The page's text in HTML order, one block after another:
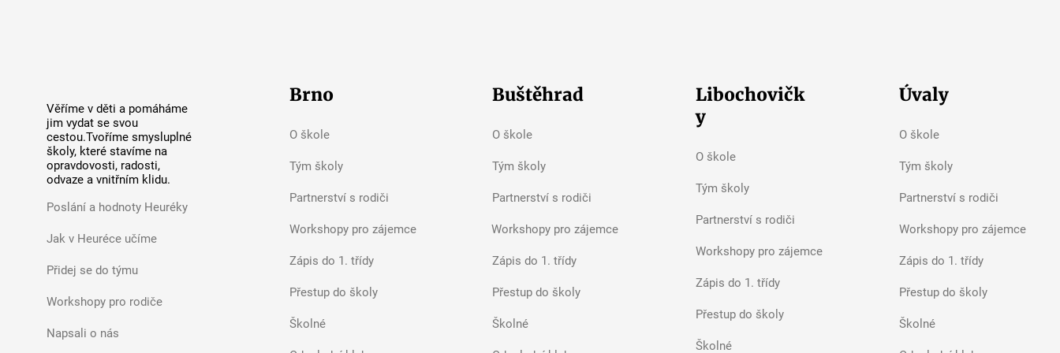
Věříme v děti a pomáháme
jim vydat se svou
cestou.Tvoříme smysluplné
školy, které stavíme na
opravdovosti, radosti,
odvaze a vnitřním klidu.
Poslání a hodnoty Heuréky
Jak v Heuréce učíme
Přidej se do týmu
Workshopy pro rodiče
Napsali o nás
Brno
O škole
Tým školy
Partnerství s rodiči
Workshopy pro zájemce
Zápis do 1. třídy
Přestup do školy
Školné
Buštěhrad
O škole
Tým školy
Partnerství s rodiči
Workshopy pro zájemce
Zápis do 1. třídy
Přestup do školy
Školné
Libochovičk
y
O škole
Tým školy
Partnerství s rodiči
Workshopy pro zájemce
Zápis do 1. třídy
Přestup do školy
Školné
Úvaly
O škole
Tým školy
Partnerství s rodiči
Workshopy pro zájemce
Zápis do 1. třídy
Přestup do školy
Školné